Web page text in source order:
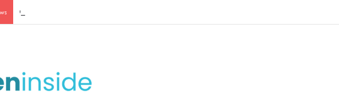
Cegah Buruh Terjerat Judol dan Pinjol, Polda Banten Gandeng SPSI Perkuat Literasi Digital